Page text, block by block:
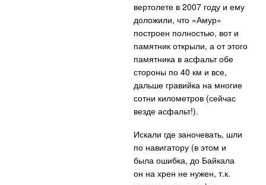
вертолете в 2007 году и ему
доложили, что «Амур»
построен полностью, вот и
памятник открыли, а от этого
памятника в асфальт обе
стороны по 40 км и все,
дальше гравийка на многие
сотни километров (сейчас
везде асфальт!).
Искали где заночевать, шли
по навигатору (в этом и
была ошибка, до Байкала
он на хрен не нужен, т.к.